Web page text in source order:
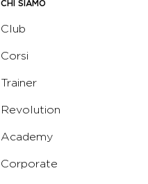
CHI SIAMO
Club
Corsi
Trainer
Revolution
Academy
Corporate